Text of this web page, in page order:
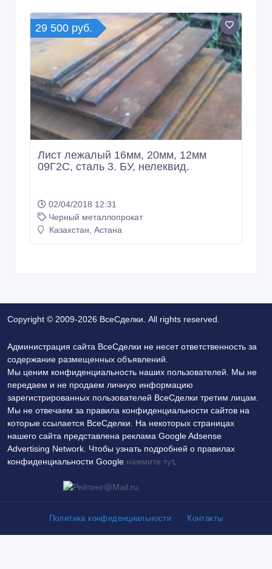
29 500 руб.
Лист лежалый 16мм, 20мм, 12мм
09Г2С, сталь 3. БУ, нелеквид.
02/04/2018 12:31
Черный металлопрокат
Казахстан, Астана
Copyright © 2009-2026 ВсеСделки. All rights reserved.
Администрация сайта ВсеСделки не несет ответственность за
содержание размещенных объявлений.
Мы ценим конфиденциальность наших пользователей. Мы не
передаем и не продаем личную информацию
зарегистрированных пользователей ВсеСделки третим лицам.
Мы не отвечаем за правила конфиденциальности сайтов на
которые ссылается ВсеСделки. На некоторых страницах
нашего сайта представлена реклама Google Adsense
Advertising Network. Чтобы узнать подробней о правилах
конфиденциальности Google нажмите тут.
Политика конфиденциальности Контакты